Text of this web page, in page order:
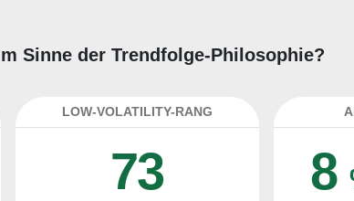
Sinne der Trendfolge-Philosophie?
LOW-VOLATILITY-RANG
73 8